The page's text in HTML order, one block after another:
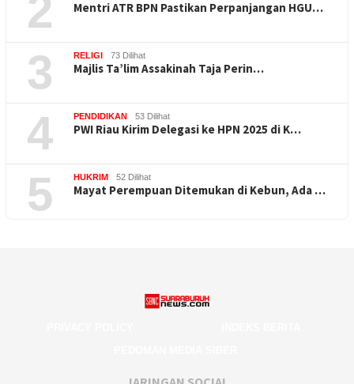
2 Mentri ATR BPN Pastikan Perpanjangan HGU…
3 RELIGI 73 Dilihat
Majlis Ta’lim Assakinah Taja Perin…
4 PENDIDIKAN 53 Dilihat
PWI Riau Kirim Delegasi ke HPN 2025 di K…
5 HUKRIM 52 Dilihat
Mayat Perempuan Ditemukan di Kebun, Ada …